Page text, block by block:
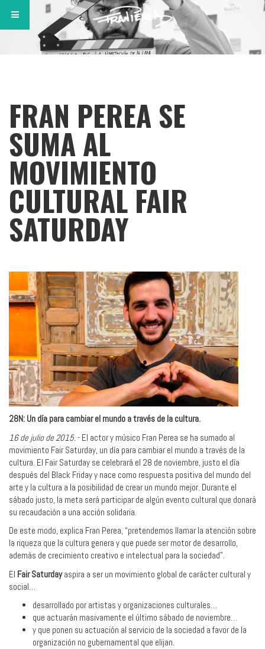
FRAN PEREA SE
SUMA AL
MOVIMIENTO
CULTURAL FAIR
SATURDAY
28N: Un día para cambiar el mundo a través de la cultura.
16 de julio de 2015. - El actor y músico Fran Perea se ha sumado al
movimiento Fair Saturday, un día para cambiar el mundo a través de la
cultura. El Fair Saturday se celebrará el 28 de noviembre, justo el día
después del Black Friday y nace como respuesta positiva del mundo del
arte y la cultura a la posibilidad de crear un mundo mejor. Durante el
sábado justo, la meta será participar de algún evento cultural que donará
su recaudación a una acción solidaria.
De este modo, explica Fran Perea, “pretendemos llamar la atención sobre
la riqueza que la cultura genera y que puede ser motor de desarrollo,
además de crecimiento creativo e intelectual para la sociedad”.
El Fair Saturdayaspira a ser un movimiento global de carácter cultural y
social…
desarrollado por artistas y organizaciones culturales…
que actuarán masivamente el último sábado de noviembre…
y que ponen su actuación al servicio de la sociedad a favor de la
organización no gubernamental que elijan.